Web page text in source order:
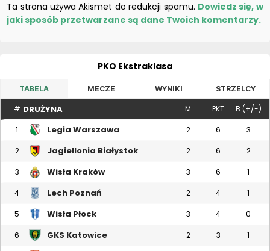
Ta strona używa Akismet do redukcji spamu. Dowiedz się, w
jaki sposób przetwarzane są dane Twoich komentarzy.
PKO Ekstraklasa
TABELA MECZE WYNIKI STRZELCY
# DRUŻYNA M PKT B (+/-)
1 Legia Warszawa 2 6 3
2 Jagiellonia Białystok 2 6 2
3 Wisła Kraków 3 6 1
4 Lech Poznań 2 4 1
5 Wisła Płock 3 4 0
6 GKS Katowice 2 3 1